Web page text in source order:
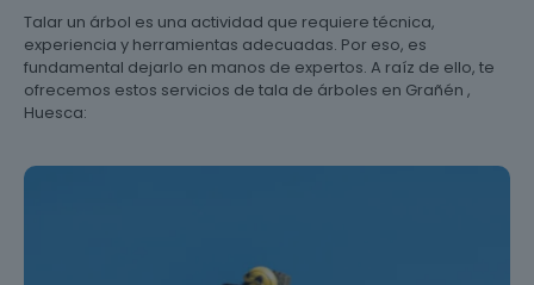
Talar un árbol es una actividad que requiere técnica,
experiencia y herramientas adecuadas. Por eso, es
fundamental dejarlo en manos de expertos. A raíz de ello, te
ofrecemos estos servicios de tala de árboles en Grañén ,
Huesca: